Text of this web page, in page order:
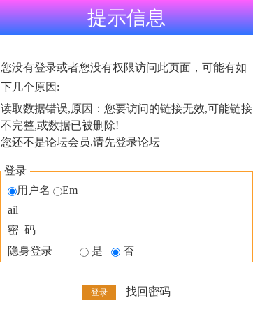
提示信息
您没有登录或者您没有权限访问此页面，可能有如
下几个原因:
读取数据错误,原因：您要访问的链接无效,可能链接
不完整,或数据已被删除!
您还不是论坛会员,请先登录论坛
登录
用户名
Em
ail
密 码
隐身登录
是 否
找回密码